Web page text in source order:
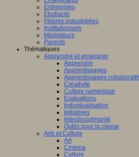
Entreprises
Etudiants
Filières industrielles
Institutionnels
Médiateurs
Parents
Thématiques
Apprendre et enseigner
Apprendre
Apprentissages
Apprentissages
Créativité
Culture numérique
Evaluations
Individualisation
Initiatives
Interdisciplinarité
Outils pour la classe
Arts et Culture
Art
Cinéma
Culture